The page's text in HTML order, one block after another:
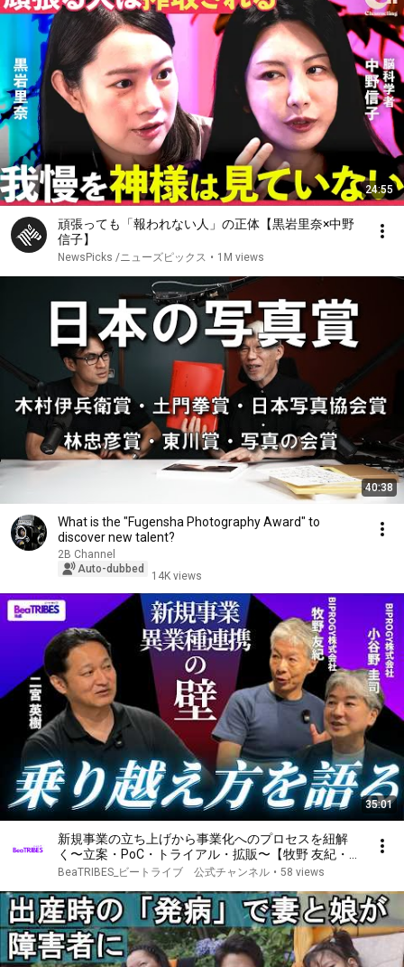
24:55
頑張っても「報われない人」の正体【黒岩里奈×中野
信子】
NewsPicks /ニューズピックス • 1M views
40:38
What is the "Fugensha Photography Award" to
discover new talent?
2B Channel
Auto-dubbed
14K views
35:01
新規事業の立ち上げから事業化へのプロセスを紐解
く〜立案・PoC・トライアル・拡販〜【牧野 友紀・
小谷野 圭司（BIPROGY株式会社）×二宮 英樹】
BeaTRIBES_ビートライブ 公式チャンネル • 58 views